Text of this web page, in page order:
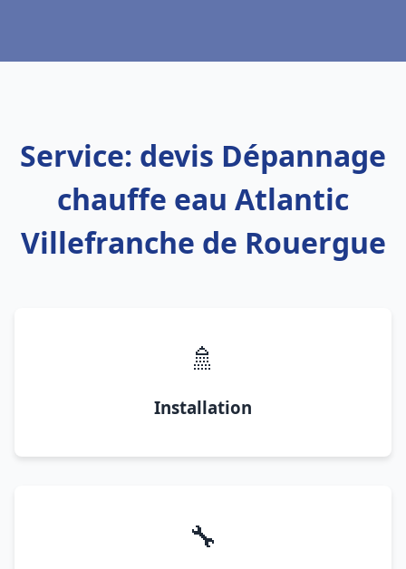
Service: devis Dépannage
chauffe eau Atlantic
Villefranche de Rouergue
🚿
Installation
🔧